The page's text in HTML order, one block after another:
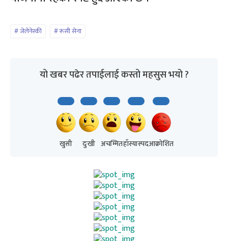
जेलेनेस्की रूसी सेना
यो खबर पढेर तपाईलाई कस्तो महसुस भयो ?
खुसी दुःखी अचम्मितहाँस्यास्पदआक्रोशित